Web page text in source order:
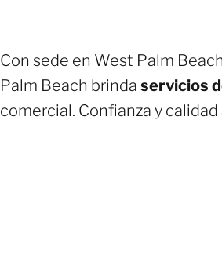
Con sede en West Palm
Palm Beach brinda servicios
comercial. Confianza y